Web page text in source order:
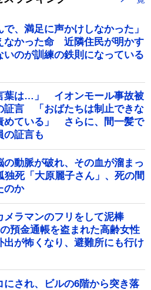
で、満足に声かけしなかった」
なかった命 近隣住民が明かす
いのが訓練の鉄則になっている
葉は…」 イオンモール事故被
証言 「おばたちは制止できな
めている」 さらに、間一髪で
の証言も
動脈が破れ、その血が溜まっ
死「大原麗子さん」、死の間
のか
メラマンのフリをして泥棒
金通帳を盗まれた高齢女性
が怖くなり、避難所にも行け
にされ、ビルの6階から突き落